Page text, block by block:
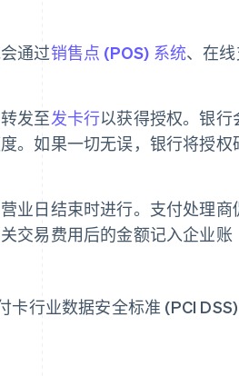
通过销售点 (POS) 系统、在
发至发卡行以获得授权。银行
。如果一切无误，银行将授权
业日结束时进行。支付处理商
交易费用后的金额记入企业账
卡行业数据安全标准 (PCI DSS)